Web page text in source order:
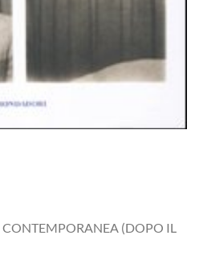
(DOPO IL